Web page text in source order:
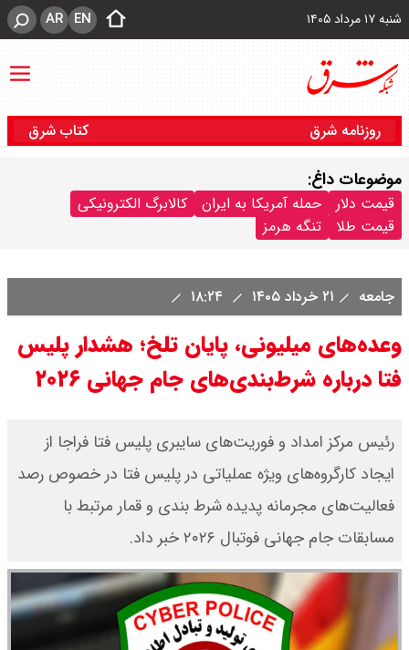
شنبه ۱۷ مرداد ۱۴۰۵ EN
AR
روزنامه شرق کتاب شرق
موضوعات داغ:
قیمت دلار حمله آمریکا به ایران
کالابرگ الکترونیکی
قیمت طلا
تنگه هرمز
جامعه ۲۱ خرداد ۱۴۰۵
وعده‌های میلیونی، پایان تلخ؛ هشدار پلیس
فتا درباره شرط‌بندی‌های جام جهانی ۲۰۲۶
رئیس مرکز امداد و فوریت‌های سایبری پلیس فتا فراجا از
ایجاد کارگروه‌های ویژه عملیاتی در پلیس فتا در خصوص رصد
فعالیت‌های مجرمانه پدیده شرط بندی و قمار مرتبط با
مسابقات جام جهانی فوتبال ۲۰۲۶ خبر داد.